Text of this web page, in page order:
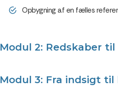
Opbygning af en fælles
Modul 2: Redskaber
Modul 3: Fra indsigt